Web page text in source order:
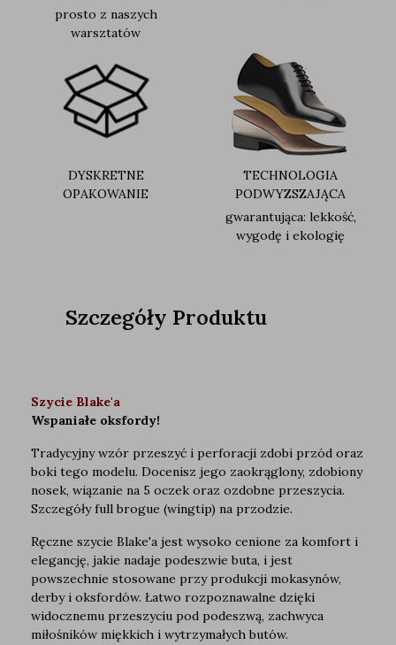
prosto z naszych
warsztatów
DYSKRETNE
OPAKOWANIE
TECHNOLOGIA
PODWYZSZAJĄCA
gwarantująca: lekkość,
wygodę i ekologię
Szczegóły Produktu
Szycie Blake'a
Wspaniałe oksfordy!
Tradycyjny wzór przeszyć i perforacji zdobi przód oraz
boki tego modelu. Docenisz jego zaokrąglony, zdobiony
nosek, wiązanie na 5 oczek oraz ozdobne przeszycia.
Szczegóły full brogue (wingtip) na przodzie.
Ręczne szycie Blake'a jest wysoko cenione za komfort i
elegancję, jakie nadaje podeszwie buta, i jest
powszechnie stosowane przy produkcji mokasynów,
derby i oksfordów. Łatwo rozpoznawalne dzięki
widocznemu przeszyciu pod podeszwą, zachwyca
miłośników miękkich i wytrzymałych butów.